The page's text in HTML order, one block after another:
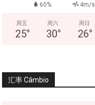
60% 4m/s
周五
25°
周六
30°
周日
26°
汇率 Câmbio